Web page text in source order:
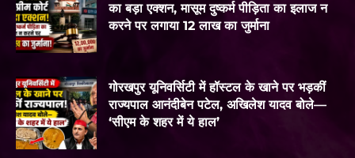
का बड़ा एक्शन, मासूम दुष्कर्म पीड़िता का इलाज न
करने पर लगाया 12 लाख का जुर्माना
गोरखपुर यूनिवर्सिटी में हॉस्टल के खाने पर भड़कीं
राज्यपाल आनंदीबेन पटेल, अखिलेश यादव बोले—
‘सीएम के शहर में ये हाल’